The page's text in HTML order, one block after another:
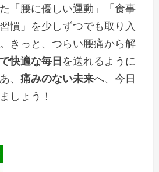
「腰に優しい運動」「食事
慣」を少しずつでも取り入
きっと、つらい腰痛から解
快適な毎日を送れるように
、 痛みのない未来へ、今日
しょう！